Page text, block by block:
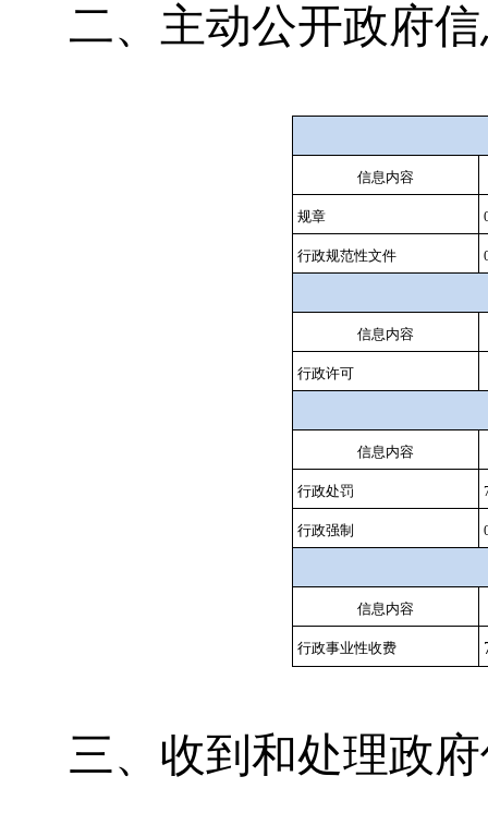
二、主动公开政府
信息内容
规章
行政规范性文件
信息内容
行政许可
信息内容
行政处罚
行政强制
信息内容
行政事业性收费
三、 收到和处理政